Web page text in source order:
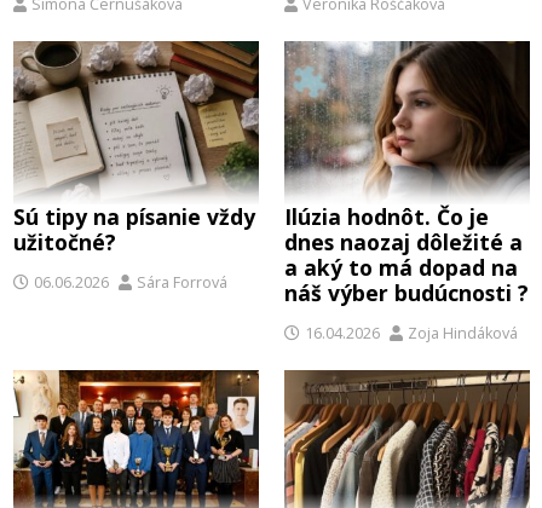
Sú tipy na písanie vždy
užitočné?
06.06.2026 Sára Forrová
Ilúzia hodnôt. Čo je
dnes naozaj dôležité a
a aký to má dopad na
náš výber budúcnosti ?
16.04.2026 Zoja Hindáková